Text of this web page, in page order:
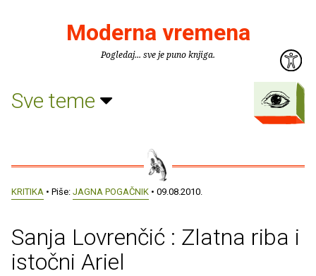
Moderna vremena
Pogledaj... sve je puno knjiga.
Sve teme
KRITIKA • Piše: JAGNA POGAČNIK • 09.08.2010.
Sanja Lovrenčić : Zlatna riba i
istočni Ariel